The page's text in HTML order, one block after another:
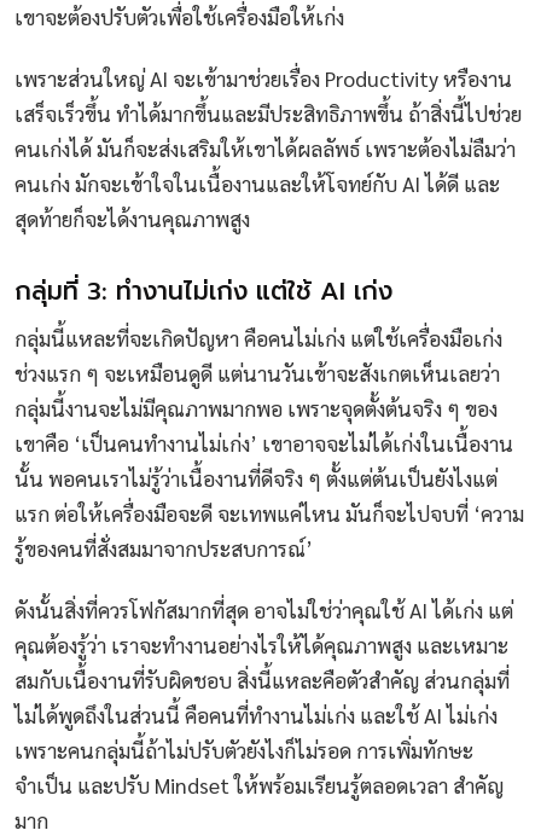
เขาจะต้องปรับตัวเพื่อใช้เครื่องมือให้เก่ง
เพราะส่วนใหญ่ AI จะเข้ามาช่วยเรื่อง Productivity หรืองาน
เสร็จเร็วขึ้น ทำได้มากขึ้นและมีประสิทธิภาพขึ้น ถ้าสิ่งนี้ไปช่วย
คนเก่งได้ มันก็จะส่งเสริมให้เขาได้ผลลัพธ์ เพราะต้องไม่ลืมว่า
คนเก่ง มักจะเข้าใจในเนื้องานและให้โจทย์กับ AI ได้ดี และ
สุดท้ายก็จะได้งานคุณภาพสูง
กลุ่มที่ 3: ทำงานไม่เก่ง แต่ใช้ AI เก่ง
กลุ่มนี้แหละที่จะเกิดปัญหา คือคนไม่เก่ง แต่ใช้เครื่องมือเก่ง
ช่วงแรก ๆ จะเหมือนดูดี แต่นานวันเข้าจะสังเกตเห็นเลยว่า
กลุ่มนี้งานจะไม่มีคุณภาพมากพอ เพราะจุดตั้งต้นจริง ๆ ของ
เขาคือ ‘เป็นคนทำงานไม่เก่ง’ เขาอาจจะไม่ได้เก่งในเนื้องาน
นั้น พอคนเราไม่รู้ว่าเนื้องานที่ดีจริง ๆ ตั้งแต่ต้นเป็นยังไงแต่
แรก ต่อให้เครื่องมือจะดี จะเทพแค่ไหน มันก็จะไปจบที่ ‘ความ
รู้ของคนที่สั่งสมมาจากประสบการณ์’
ดังนั้นสิ่งที่ควรโฟกัสมากที่สุด อาจไม่ใช่ว่าคุณใช้ AI ได้เก่ง แต่
คุณต้องรู้ว่า เราจะทำงานอย่างไรให้ได้คุณภาพสูง และเหมาะ
สมกับเนื้องานที่รับผิดชอบ สิ่งนี้แหละคือตัวสำคัญ ส่วนกลุ่มที่
ไม่ได้พูดถึงในส่วนนี้ คือคนที่ทำงานไม่เก่ง และใช้ AI ไม่เก่ง
เพราะคนกลุ่มนี้ถ้าไม่ปรับตัวยังไงก็ไม่รอด การเพิ่มทักษะ
จำเป็น และปรับ Mindset ให้พร้อมเรียนรู้ตลอดเวลา สำคัญ
มาก